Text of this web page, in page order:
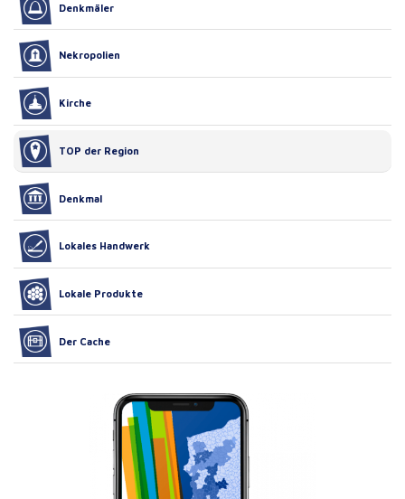
Denkmäler
Nekropolien
Kirche
TOP der Region
Denkmal
Lokales Handwerk
Lokale Produkte
Der Cache